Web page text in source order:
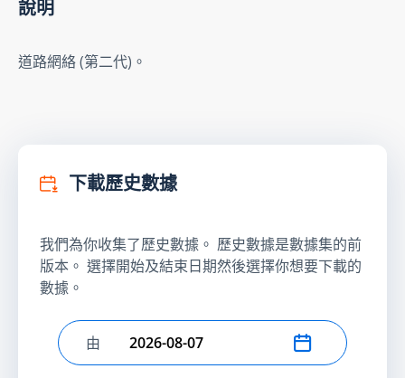
說明
道路網絡 (第二代)。
下載歷史數據
我們為你收集了歷史數據。 歷史數據是數據集的前
版本。 選擇開始及結束日期然後選擇你想要下載的
數據。
選擇開始日期
由